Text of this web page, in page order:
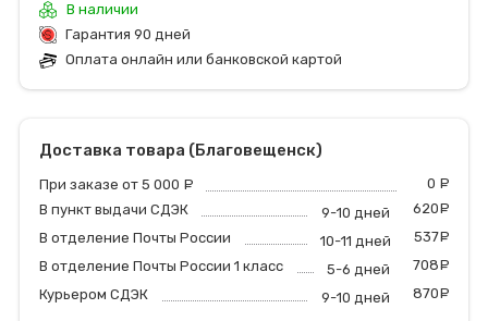
В наличии
Гарантия 90 дней
Оплата онлайн или банковской картой
Доставка товара (Благовещенск)
При заказе от 5 000 0
В пункт выдачи СДЭК
9-10 дней 620
В отделение Почты России
10-11 дней 537
В отделение Почты России 1 класс
5-6 дней 708
Курьером СДЭК
9-10 дней 870